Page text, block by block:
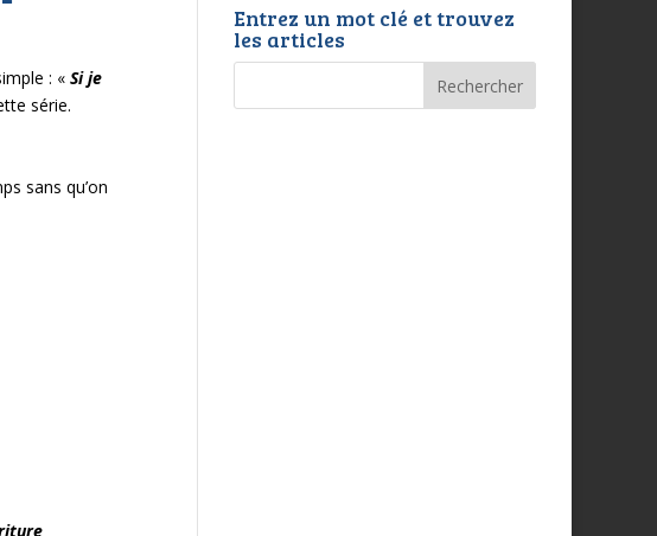
: « Si je
série.
sans qu’on
Entrez un mot clé et trouvez
les articles